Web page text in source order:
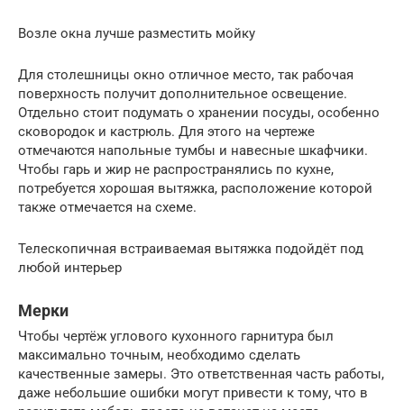
Возле окна лучше разместить мойку
Для столешницы окно отличное место, так рабочая
поверхность получит дополнительное освещение.
Отдельно стоит подумать о хранении посуды, особенно
сковородок и кастрюль. Для этого на чертеже
отмечаются напольные тумбы и навесные шкафчики.
Чтобы гарь и жир не распространялись по кухне,
потребуется хорошая вытяжка, расположение которой
также отмечается на схеме.
Телескопичная встраиваемая вытяжка подойдёт под
любой интерьер
Мерки
Чтобы чертёж углового кухонного гарнитура был
максимально точным, необходимо сделать
качественные замеры. Это ответственная часть работы,
даже небольшие ошибки могут привести к тому, что в